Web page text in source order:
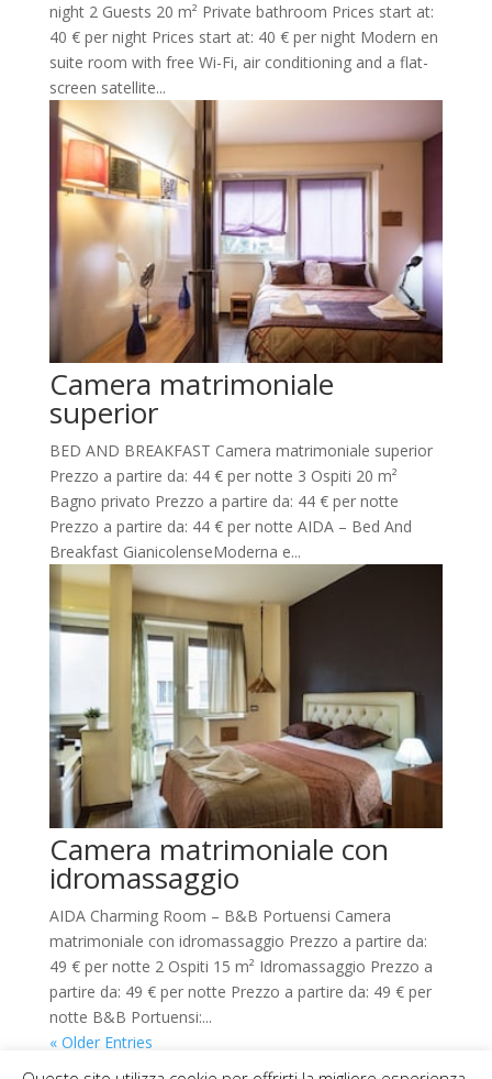
night 2 Guests 20 m² Private bathroom Prices start at:
40 € per night Prices start at: 40 € per night Modern en
suite room with free Wi-Fi, air conditioning and a flat-
screen satellite...
Camera matrimoniale
superior
BED AND BREAKFAST Camera matrimoniale superior
Prezzo a partire da: 44 € per notte 3 Ospiti 20 m²
Bagno privato Prezzo a partire da: 44 € per notte
Prezzo a partire da: 44 € per notte AIDA – Bed And
Breakfast GianicolenseModerna e...
Camera matrimoniale con
idromassaggio
AIDA Charming Room – B&B Portuensi Camera
matrimoniale con idromassaggio Prezzo a partire da:
49 € per notte 2 Ospiti 15 m² Idromassaggio Prezzo a
partire da: 49 € per notte Prezzo a partire da: 49 € per
notte B&B Portuensi:...
« Older Entries